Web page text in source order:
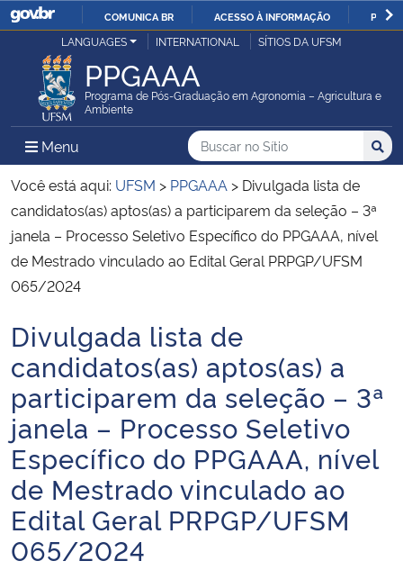
IR
O
COMUNICA BR ACESSO À INFORMAÇÃO
Ministério da Justiça e Segurança Pública
Ministério da Defesa
Ministério das Relações Exteriores
Ministério da Economia
Ministério da Educação
Ministério da Cidadania
Ministério da Saúde
Ministério de Minas e Energia
Ministério da Ciência, Tecnologia, Inovações e Comunicações
LANGUAGES INTERNATIONAL SÍTIOS DA UFSM
PPGAAA
Programa de Pós-Graduação em Agronomia – Agricultura e
Ambiente
Menu Menu Principal do Sítio
Busca
Buscar no no Sítio
Busca:
Você está aqui: UFSM > PPGAAA > Divulgada lista de
candidatos(as) aptos(as) a participarem da seleção – 3ª
janela – Processo Seletivo Específico do PPGAAA, nível
de Mestrado vinculado ao Edital Geral PRPGP/UFSM
065/2024
Início do conteúdo
Divulgada lista de
candidatos(as) aptos(as) a
participarem da seleção – 3ª
janela – Processo Seletivo
Específico do PPGAAA, nível
de Mestrado vinculado ao
Edital Geral PRPGP/UFSM
065/2024